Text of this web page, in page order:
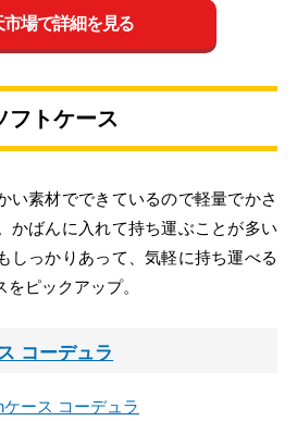
市場で詳細を見る
フトケース
い素材でできているので軽量でかさ
かばんに入れて持ち運ぶことが多い
しっかりあって、気軽に持ち運べる
ピックアップ。
コーデュラ